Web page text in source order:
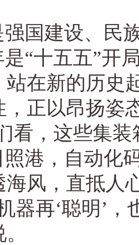
国建设、民
是“十五五”开
站在新的历史
，正以昂扬姿
看，这些集
照港，自动化
海风，直抵人
器再‘聪明’